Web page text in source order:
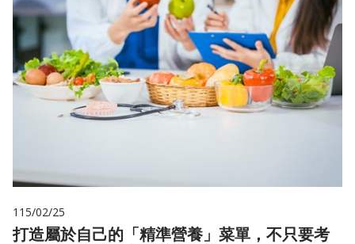
115/02/25
打造屬於自己的「精準營養」菜單，不只要考